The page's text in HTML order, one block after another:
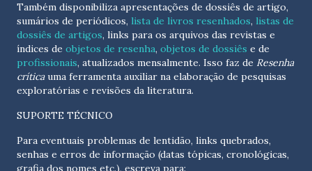
Também disponibiliza apresentações de dossiês de artigo,
sumários de periódicos, lista de livros resenhados, listas de
dossiês de artigos, links para os arquivos das revistas e
índices de objetos de resenha, objetos de dossiês e de
profissionais, atualizados mensalmente. Isso faz de Resenha
críticauma ferramenta auxiliar na elaboração de pesquisas
exploratórias e revisões da literatura.
SUPORTE TÉCNICO
Para eventuais problemas de lentidão, links quebrados,
senhas e erros de informação (datas tópicas, cronológicas,